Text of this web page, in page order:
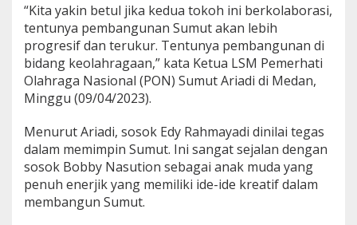
“Kita yakin betul jika kedua tokoh ini berkolaborasi,
tentunya pembangunan Sumut akan lebih
progresif dan terukur. Tentunya pembangunan di
bidang keolahragaan,” kata Ketua LSM Pemerhati
Olahraga Nasional (PON) Sumut Ariadi di Medan,
Minggu (09/04/2023).
Menurut Ariadi, sosok Edy Rahmayadi dinilai tegas
dalam memimpin Sumut. Ini sangat sejalan dengan
sosok Bobby Nasution sebagai anak muda yang
penuh enerjik yang memiliki ide-ide kreatif dalam
membangun Sumut.